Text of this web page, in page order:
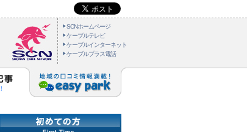
SCNホームページ
ケーブルテレビ
ケーブルインターネット
ケーブルプラス電話